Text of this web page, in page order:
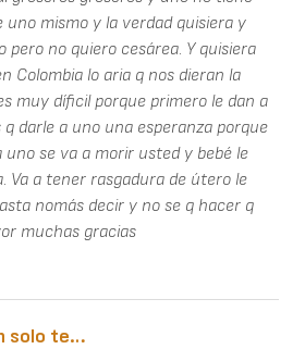
uno mismo y la verdad quisiera y
pero no quiero cesárea. Y quisiera
Colombia lo aria q nos dieran la
muy díficil porque primero le dan a
darle a uno una esperanza porque
uno se va a morir usted y bebé le
Va a tener rasgadura de útero le
nomás decir y no se q hacer q
muchas gracias
solo te…